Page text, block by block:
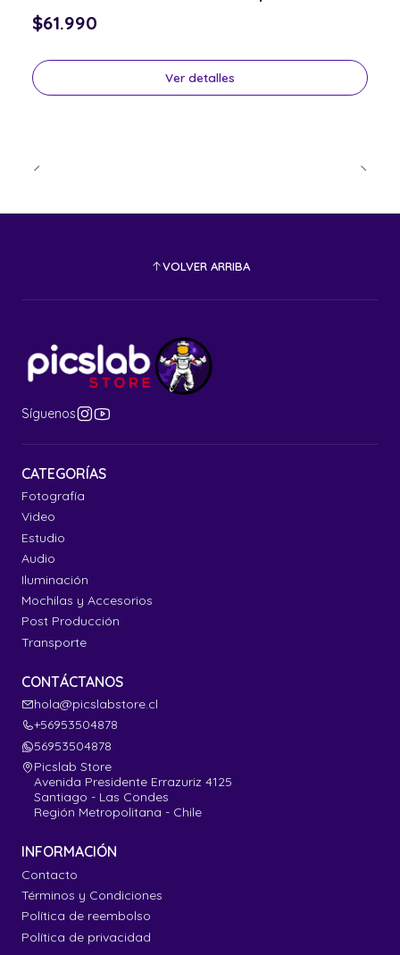
$61.990
Ver detalles
VOLVER ARRIBA
Síguenos
CATEGORÍAS
Fotografía
Video
Estudio
Audio
Iluminación
Mochilas y Accesorios
Post Producción
Transporte
CONTÁCTANOS
hola@picslabstore.cl
+56953504878
56953504878
Picslab Store
Avenida Presidente Errazuriz 4125
Santiago - Las Condes
Región Metropolitana - Chile
INFORMACIÓN
Contacto
Términos y Condiciones
Política de reembolso
Política de privacidad